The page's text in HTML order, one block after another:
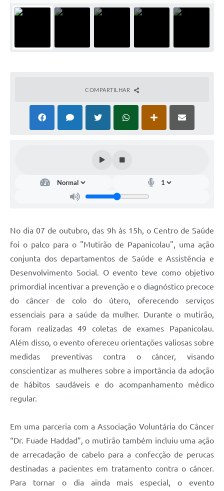
COMPARTILHAR
No dia 07 de outubro, das 9h às 15h, o Centro de Saúde
foi o palco para o "Mutirão de Papanicolau", uma ação
conjunta dos departamentos de Saúde e Assistência e
Desenvolvimento Social. O evento teve como objetivo
primordial incentivar a prevenção e o diagnóstico precoce
do câncer de colo do útero, oferecendo serviços
essenciais para a saúde da mulher. Durante o mutirão,
foram realizadas 49 coletas de exames Papanicolau.
Além disso, o evento ofereceu orientações valiosas sobre
medidas preventivas contra o câncer, visando
conscientizar as mulheres sobre a importância da adoção
de hábitos saudáveis e do acompanhamento médico
regular.
Em uma parceria com a Associação Voluntária do Câncer
“Dr. Fuade Haddad”, o mutirão também incluiu uma ação
de arrecadação de cabelo para a confecção de perucas
destinadas a pacientes em tratamento contra o câncer.
Para tornar o dia ainda mais especial, o evento